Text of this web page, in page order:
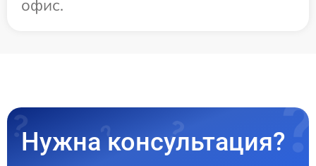
офис.
Нужна консультация?